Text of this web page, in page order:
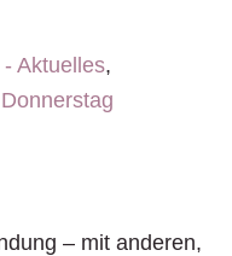
Aktuelles,
– mit anderen,